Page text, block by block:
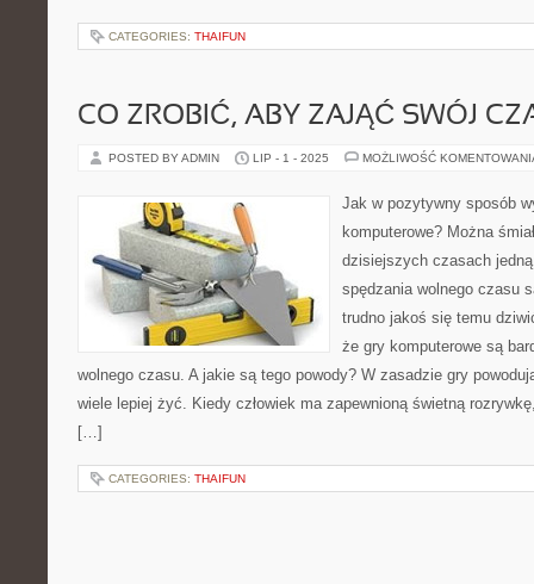
CATEGORIES: THAIFUN
CO ZROBIĆ, ABY ZAJĄĆ SWÓJ
POSTED BY ADMIN LIP - 1 - 2025 MOŻLIWOŚĆ
Jak w pozytywny sposób
komputerowe? Można
dzisiejszych czasach
spędzania wolnego czasu
trudno jakoś się temu
że gry komputerowe są
wolnego czasu. A jakie są tego powody? W zasadzie gry
wiele lepiej żyć. Kiedy człowiek ma zapewnioną świetną
[…]
CATEGORIES: THAIFUN